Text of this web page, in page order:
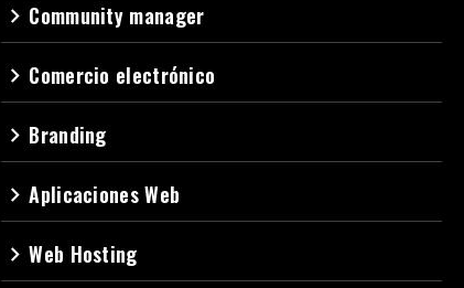
navigate_next Community manager
navigate_next Comercio electrónico
navigate_next Branding
navigate_nextAplicaciones Web
navigate_nextWeb Hosting